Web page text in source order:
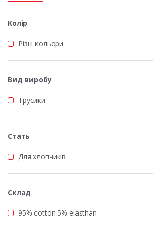
Колір
Різні кольори
Вид виробу
Трусики
Стать
Для хлопчиків
Склад
95% cotton 5% elasthan